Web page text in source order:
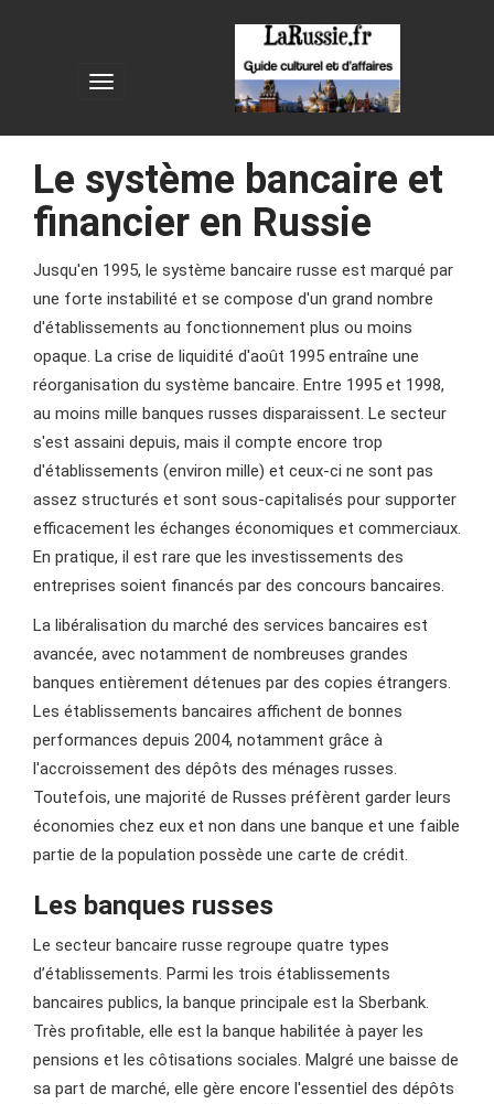
Le système bancaire et
financier en Russie
Jusqu'en 1995, le système bancaire russe est marqué par
une forte instabilité et se compose d'un grand nombre
d'établissements au fonctionnement plus ou moins
opaque. La crise de liquidité d'août 1995 entraîne une
réorganisation du système bancaire. Entre 1995 et 1998,
au moins mille banques russes disparaissent. Le secteur
s'est assaini depuis, mais il compte encore trop
d'établissements (environ mille) et ceux-ci ne sont pas
assez structurés et sont sous-capitalisés pour supporter
efficacement les échanges économiques et commerciaux.
En pratique, il est rare que les investissements des
entreprises soient financés par des concours bancaires.
La libéralisation du marché des services bancaires est
avancée, avec notamment de nombreuses grandes
banques entièrement détenues par des copies étrangers.
Les établissements bancaires affichent de bonnes
performances depuis 2004, notamment grâce à
l'accroissement des dépôts des ménages russes.
Toutefois, une majorité de Russes préfèrent garder leurs
économies chez eux et non dans une banque et une faible
partie de la population possède une carte de crédit.
Les banques russes
Le secteur bancaire russe regroupe quatre types
d’établissements. Parmi les trois établissements
bancaires publics, la banque principale est la Sberbank.
Très profitable, elle est la banque habilitée à payer les
pensions et les côtisations sociales. Malgré une baisse de
sa part de marché, elle gère encore l'essentiel des dépôts